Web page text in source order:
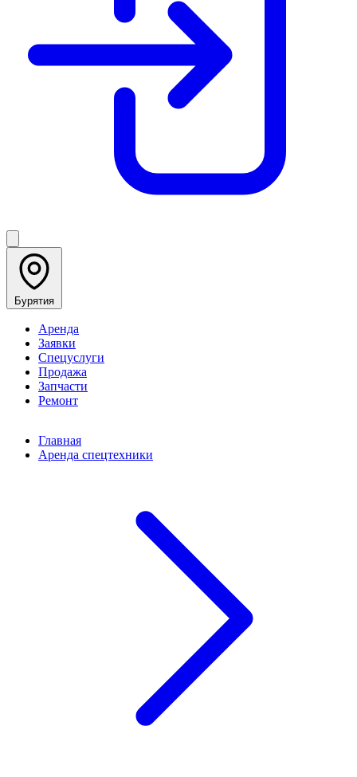
Бурятия
Аренда
Заявки
Спецуслуги
Продажа
Запчасти
Ремонт
Главная
Аренда спецтехники